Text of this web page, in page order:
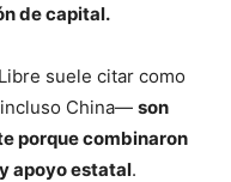
de capital.
suele citar como
China— son
porque combinaron
apoyo estatal.